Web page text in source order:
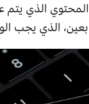
الذي
الذي يجب